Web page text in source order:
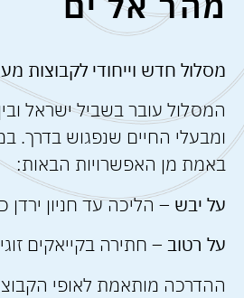
מסלול חדש וייחודי לקבוצות
המסלול עובר בשביל ישראל
ומבעלי החיים שנפגוש בדרך.
באמת מן האפשרויות הבאות:
על יבש – הליכה עד חניון ירדן
על רטוב – חתירה בקייאקים
ההדרכה מותאמת לאופי